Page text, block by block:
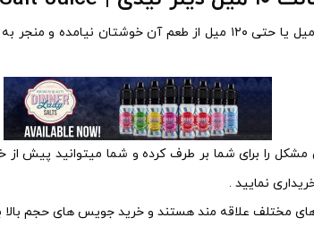
های ۶۰ میل و ۱۰۰ میل یا حتی ۱۲۰ میل از طعم آن
نمایید .